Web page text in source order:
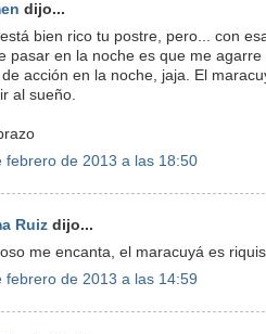
dijo...
está bien rico tu postre, pero... con
pasar en la noche es que me
acción en la noche, jaja. El
al sueño.
febrero de 2013 a las 18:50
Ruiz dijo...
me encanta, el maracuyá es
febrero de 2013 a las 14:59